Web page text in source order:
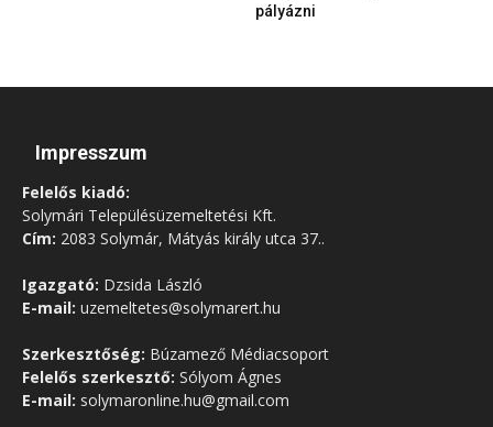
pályázni
Impresszum
Felelős kiadó:
Solymári Településüzemeltetési Kft.
Cím: 2083 Solymár, Mátyás király utca 37..
Igazgató: Dzsida László
E-mail: uzemeltetes@solymarert.hu
Szerkesztőség: Búzamező Médiacsoport
Felelős szerkesztő: Sólyom Ágnes
E-mail: solymaronline.hu@gmail.com